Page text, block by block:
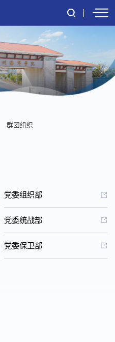
群团组织
党委组织部
党委统战部
党委保卫部